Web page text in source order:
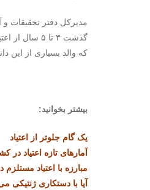
گذشت ۳ تا
که والد بسیاری از این
بیشتر بخوانید:
یک گام جلوتر از اعتیاد
آمارهای تازه اعتیاد در
مبارزه با اعتیاد
آیا با دستکاری ژنتیکی